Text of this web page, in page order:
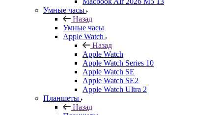
Умные часы
Назад
Умные часы
Apple Watch
Назад
Apple Watch
Apple Watch Series 10
Apple Watch SE
Apple Watch SE2
Apple Watch Ultra 2
Планшеты
Назад